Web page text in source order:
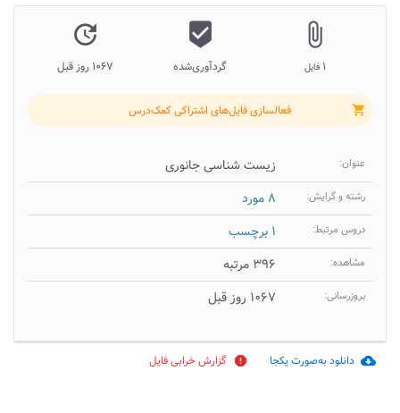
attach_file
۱ فایل
beenhere
گردآوری‌شده
update
۱۰۶۷ روز قبل
shopping_cart فعالسازی فایل‌های اشتراکی کمک‌درس
عنوان: زیست شناسی جانوری
رشته و گرایش: ۸ مورد
دروس مرتبط: ۱ برچسب
مشاهده: ۳۹۶ مرتبه
بروزرسانی: ۱۰۶۷ روز قبل
cloud_download دانلود به‌صورت یکجا report گزارش خرابی فایل